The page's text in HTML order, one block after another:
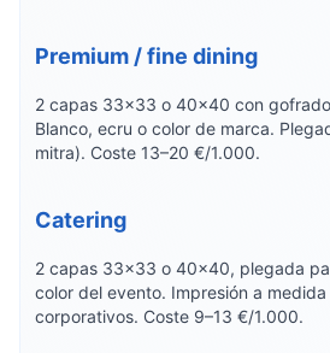
Premium / fine dining
2 capas 33×33 o 40×40 con
Blanco, ecru o color de marca.
mitra). Coste 13–20 €/1.000.
Catering
2 capas 33×33 o 40×40, plegada
color del evento. Impresión a
corporativos. Coste 9–13 €/1.000.